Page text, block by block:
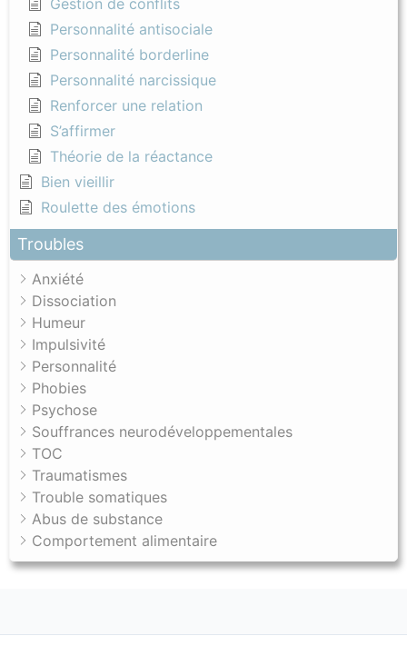
Gestion de conflits
Personnalité antisociale
Personnalité borderline
Personnalité narcissique
Renforcer une relation
S’affirmer
Théorie de la réactance
Bien vieillir
Roulette des émotions
Troubles
Anxiété
Dissociation
Humeur
Impulsivité
Personnalité
Phobies
Psychose
Souffrances neurodéveloppementales
TOC
Traumatismes
Trouble somatiques
Abus de substance
Comportement alimentaire